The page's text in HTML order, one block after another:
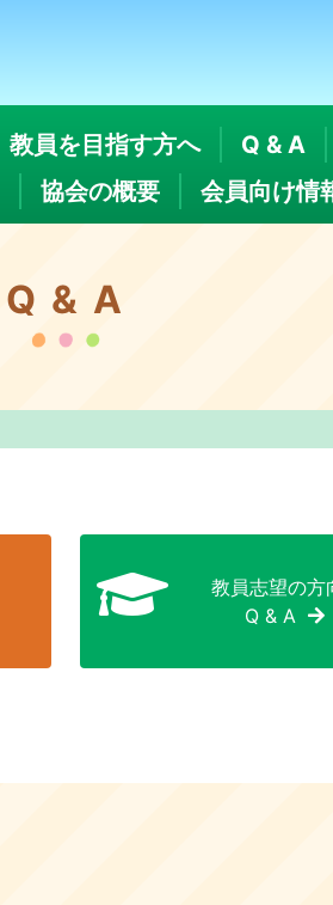
教員を目指す方へ
Q & A
協会の概要 会員向け情
Q & A
教員志望の方
Q & A